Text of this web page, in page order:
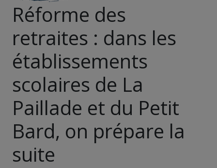
Réforme des
retraites : dans les
établissements
scolaires de La
Paillade et du Petit
Bard, on prépare la
suite